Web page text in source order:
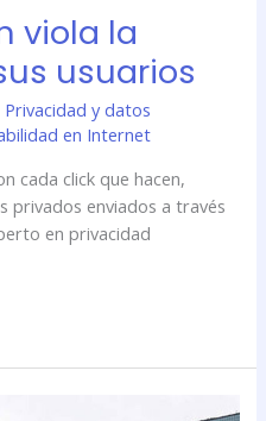
viola la
usuarios
Privacidad y datos
en Internet
cada click que hacen,
privados enviados a través
en privacidad